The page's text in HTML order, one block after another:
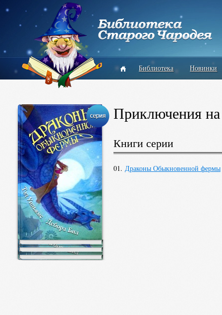
Библиотека Новинки
Приключения
Книги серии
01. Драконы Обыкновенной фермы